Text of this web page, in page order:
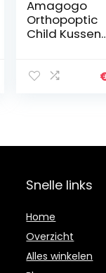
Amagogo
Orthopoptic
Child Kussen
volwassenen,
Snelle links
Home
Overzicht
Alles winkelen